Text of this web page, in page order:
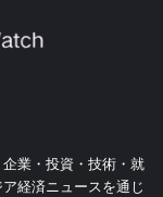
業・投資・技術・就
経済ニュースを通じ